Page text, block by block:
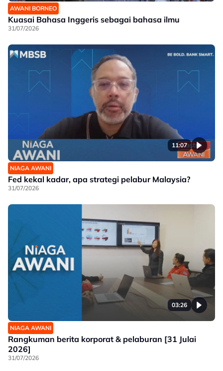
AWANI BORNEO
Kuasai Bahasa Inggeris sebagai bahasa ilmu
31/07/2026
11:07
NIAGA AWANI
Fed kekal kadar, apa strategi pelabur Malaysia?
31/07/2026
03:26
NIAGA AWANI
Rangkuman berita korporat & pelaburan [31 Julai
2026]
31/07/2026